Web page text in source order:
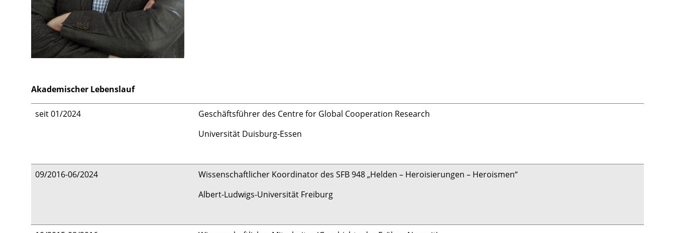
Akademischer Lebenslauf
seit 01/2024
Geschäftsführer des Centre for Global Cooperation Research
Universität Duisburg-Essen
09/2016-06/2024
Wissenschaftlicher Koordinator des SFB 948 „Helden – Heroisierungen – Heroismen“
Albert-Ludwigs-Universität Freiburg